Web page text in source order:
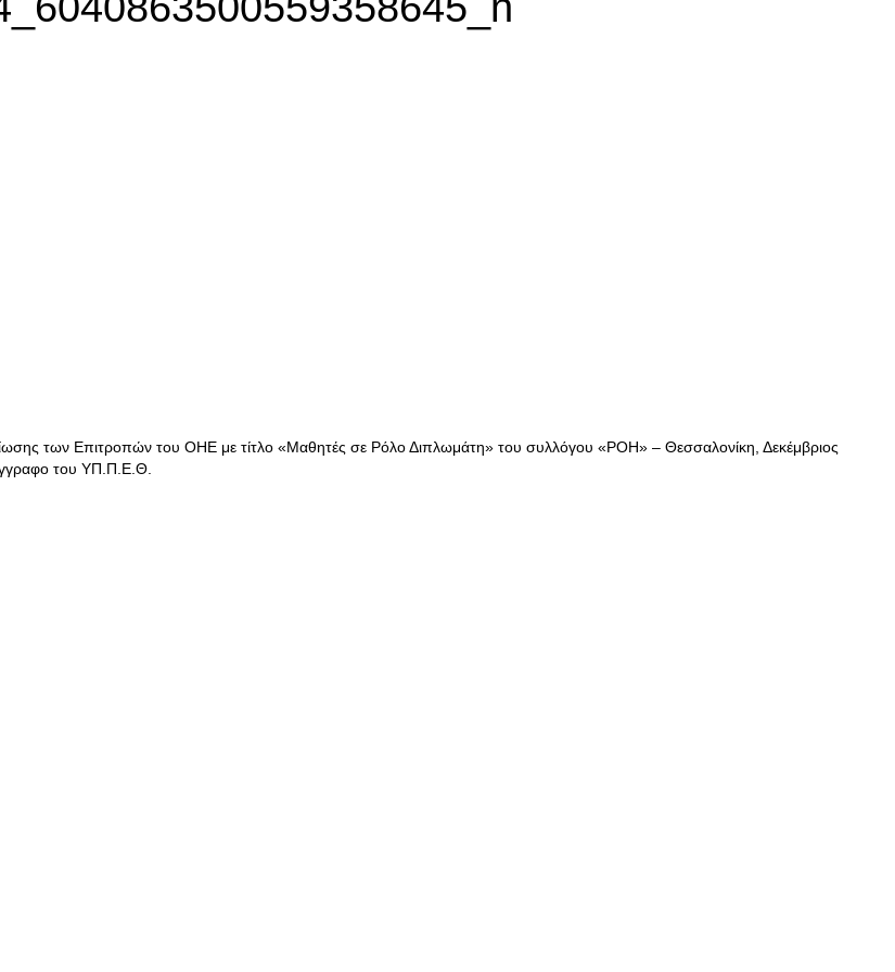
των Επιτροπών του ΟΗΕ με τίτλο «Μαθητές σε Ρόλο Διπλωμάτη» του συλλόγου «ΡΟΗ» – Θεσσαλονίκη, Δεκέμβριος
του ΥΠ.Π.Ε.Θ.